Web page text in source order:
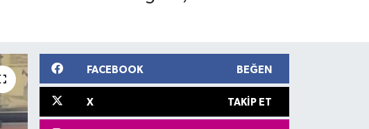
FACEBOOK BEĞEN
X TAKIP ET